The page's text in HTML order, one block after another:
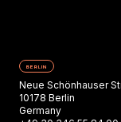
BERLIN
Neue Schönhauser
10178 Berlin
Germany